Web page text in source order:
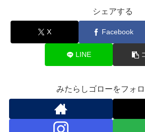
シェアする
X Facebook
LINE
みたらしゴローをフォ